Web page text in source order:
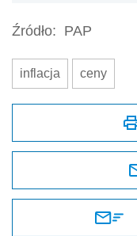
Źródło: PAP
inflacja ceny